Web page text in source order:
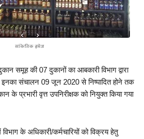
सांकेतिक इमेज
समूह की 07 दुकानों का आबकारी विभाग द्वारा
इनका संचालन 09 जून 2020 से निष्पादित होने तक
के प्रभारी वृत्त उपनिरीक्षक को नियुक्त किया गया
के अधिकारी/कर्मचारियों को विक्रय हेतु